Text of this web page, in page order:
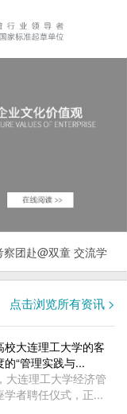
团赴@双童 交流学
点击浏览所有资讯 >
大连理工大学的客
“管理实践与...
大连理工大学经济管
者聘任仪式，正...